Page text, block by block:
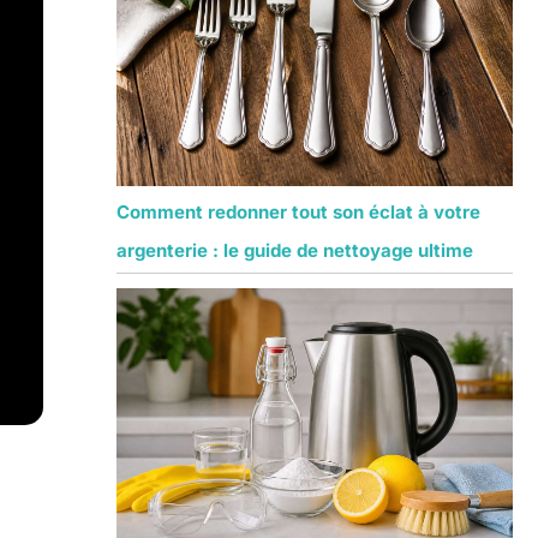
Comment redonner tout son éclat à votre
argenterie : le guide de nettoyage ultime